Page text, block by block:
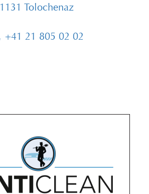
1131 Tolochenaz
+41 21 805 02 02